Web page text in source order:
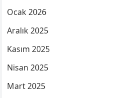
Ocak 2026
Aralık 2025
Kasım 2025
Nisan 2025
Mart 2025